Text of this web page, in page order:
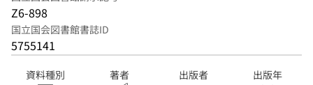
Z6-898
国立国会図書館書誌ID
5755141
資料種別 著者 出版者 出版年